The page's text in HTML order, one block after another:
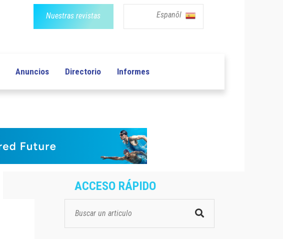
Nuestras revistas Espanõl
Anuncios Directorio Informes
ACCESO RÁPIDO